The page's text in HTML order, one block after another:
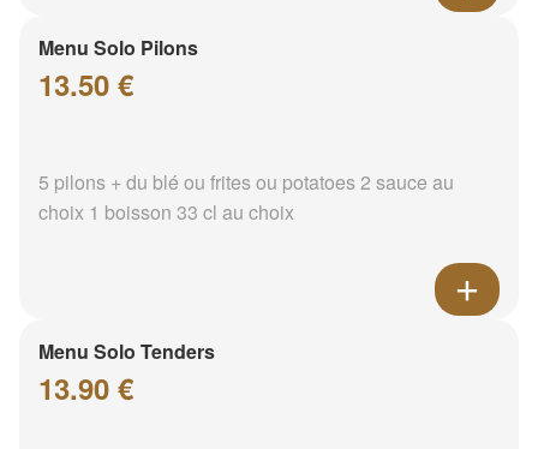
Menu Solo Pilons
13.50 €
5 pilons + du blé ou frites ou potatoes 2 sauce au
choix 1 boisson 33 cl au choix
Menu Solo Tenders
13.90 €